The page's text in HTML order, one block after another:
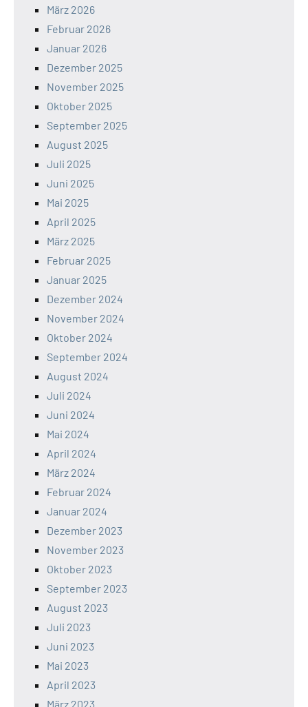
März 2026
Februar 2026
Januar 2026
Dezember 2025
November 2025
Oktober 2025
September 2025
August 2025
Juli 2025
Juni 2025
Mai 2025
April 2025
März 2025
Februar 2025
Januar 2025
Dezember 2024
November 2024
Oktober 2024
September 2024
August 2024
Juli 2024
Juni 2024
Mai 2024
April 2024
März 2024
Februar 2024
Januar 2024
Dezember 2023
November 2023
Oktober 2023
September 2023
August 2023
Juli 2023
Juni 2023
Mai 2023
April 2023
März 2023